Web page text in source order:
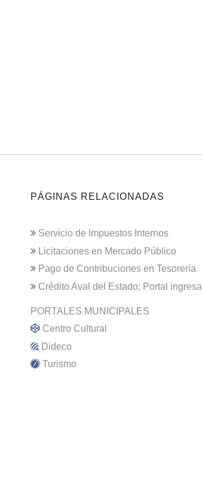
PÁGINAS RELACIONADAS
Servicio de Impuestos Internos
Licitaciones en Mercado Público
Pago de Contribuciones en Tesorería
Crédito Aval del Estado; Portal ingresa
PORTALES MUNICIPALES
Centro Cultural
Dideco
Turismo